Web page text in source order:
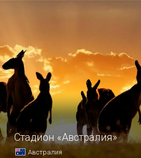
озеро Берли-Гриффин.
Стадион «Австралия»
Австралия